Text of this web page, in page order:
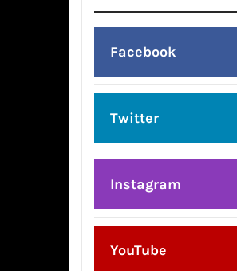
Facebook
Twitter
Instagram
YouTube